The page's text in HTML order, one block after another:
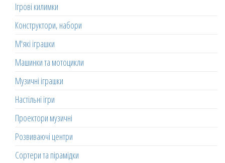
Ігрові килимки
Конструктори, набори
М'які іграшки
Машинки та мотоцикли
Музичні іграшки
Настільні ігри
Проектори музичні
Розвиваючі центри
Сортери та пірамідки